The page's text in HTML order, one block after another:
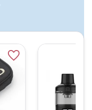
Lägg till i favoriter